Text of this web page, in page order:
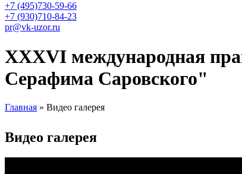
+7 (495)730-59-66
+7 (930)710-84-23
pr@vk-uzor.ru
XXXVI международная
Серафима Саровского"
Главная » Видео галерея
Видео галерея